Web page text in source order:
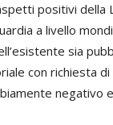
positivi della
a livello
sia
con richiesta di
negativo